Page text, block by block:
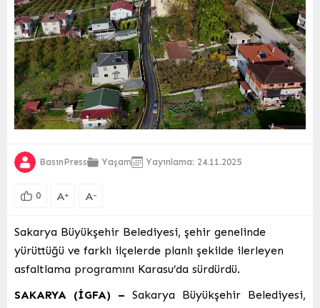
BasınPress Yaşam Yayınlama: 24.11.2025
0 A+ A-
Sakarya Büyükşehir Belediyesi, şehir genelinde
yürüttüğü ve farklı ilçelerde planlı şekilde ilerleyen
asfaltlama programını Karasu’da sürdürdü.
SAKARYA (İGFA) – Sakarya Büyükşehir Belediyesi,